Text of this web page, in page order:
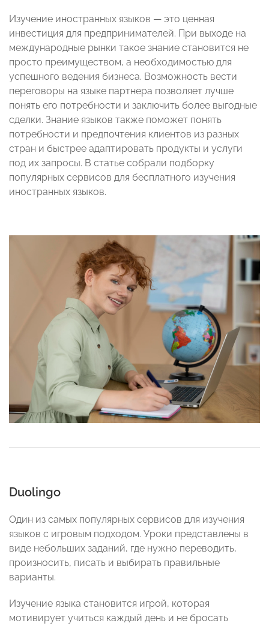
Изучение иностранных языков — это ценная
инвестиция для предпринимателей. При выходе на
международные рынки такое знание становится не
просто преимуществом, а необходимостью для
успешного ведения бизнеса. Возможность вести
переговоры на языке партнера позволяет лучше
понять его потребности и заключить более выгодные
сделки. Знание языков также поможет понять
потребности и предпочтения клиентов из разных
стран и быстрее адаптировать продукты и услуги
под их запросы. В статье собрали подборку
популярных сервисов для бесплатного изучения
иностранных языков.
Duolingo
Один из самых популярных сервисов для изучения
языков с игровым подходом. Уроки представлены в
виде небольших заданий, где нужно переводить,
произносить, писать и выбирать правильные
варианты.
Изучение языка становится игрой, которая
мотивирует учиться каждый день и не бросать